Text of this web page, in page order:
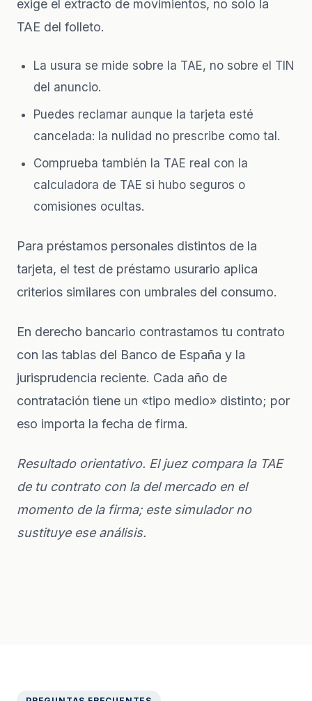
exige el extracto de movimientos, no solo la
TAE del folleto.
La usura se mide sobre la TAE, no sobre el TIN
del anuncio.
Puedes reclamar aunque la tarjeta esté
cancelada: la nulidad no prescribe como tal.
Comprueba también la TAE real con la
calculadora de TAE si hubo seguros o
comisiones ocultas.
Para préstamos personales distintos de la
tarjeta, el test de préstamo usurario aplica
criterios similares con umbrales del consumo.
En derecho bancario contrastamos tu contrato
con las tablas del Banco de España y la
jurisprudencia reciente. Cada año de
contratación tiene un «tipo medio» distinto; por
eso importa la fecha de firma.
Resultado orientativo. El juez compara la TAE
de tu contrato con la del mercado en el
momento de la firma; este simulador no
sustituye ese análisis.